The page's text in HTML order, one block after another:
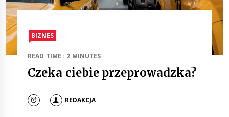
BIZNES
READ TIME : 2 MINUTES
Czeka ciebie przeprowadzka?
REDAKCJA